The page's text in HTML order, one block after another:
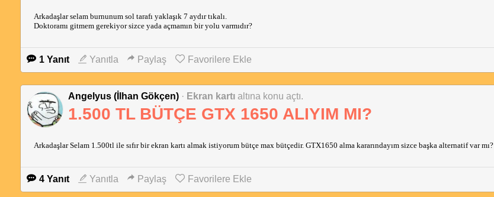
Arkadaşlar selam burnunum sol tarafı yaklaşık 7 aydır tıkalı.
Doktoramı gitmem gerekiyor sizce yada açmamın bir yolu varmıdır?
1 Yanıt Yanıtla Paylaş Favorilere Ekle
Angelyus (İlhan Gökçen) · Ekran kartı altına konu açtı.
1.500 TL BÜTÇE GTX 1650 ALIYIM MI?
Arkadaşlar Selam 1.500tl ile sıfır bir ekran kartı almak istiyorum bütçe max bütçedir. GTX1650 alma kararındayım sizce başka alternatif var mı?
4 Yanıt Yanıtla Paylaş Favorilere Ekle